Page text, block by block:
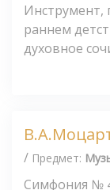
Инструмент,
раннем
духовное
/ Предмет:
Симфония №